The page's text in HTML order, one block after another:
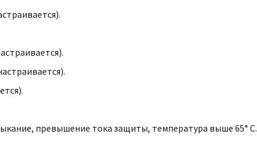
превышение тока защиты, температура выше 65° С.